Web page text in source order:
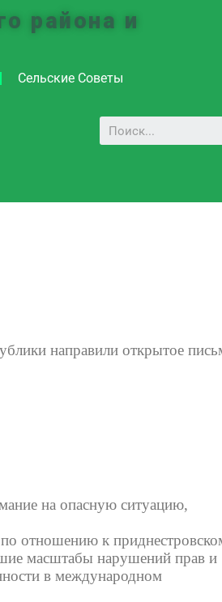
района и
Сельские Советы
направили открытое
на опасную ситуацию,
отношению к
масштабы нарушений прав и
в международном